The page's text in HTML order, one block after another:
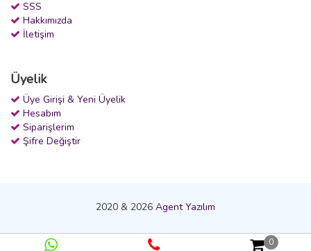
SSS
Hakkımızda
İletişim
Üyelik
Üye Girişi & Yeni Üyelik
Hesabım
Siparişlerim
Şifre Değiştir
2020 & 2026 Agent Yazılım
0